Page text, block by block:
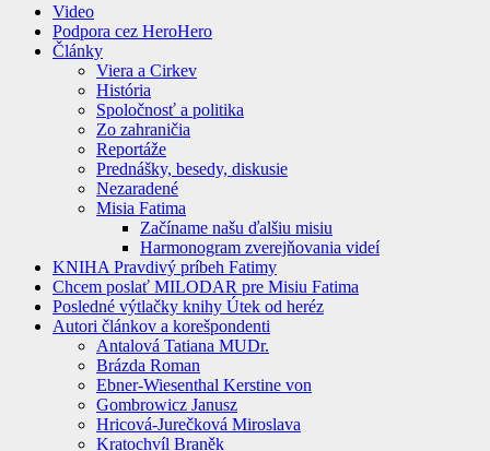
Video
Podpora cez HeroHero
Články
Viera a Cirkev
História
Spoločnosť a politika
Zo zahraničia
Reportáže
Prednášky, besedy, diskusie
Nezaradené
Misia Fatima
Začíname našu ďalšiu misiu
Harmonogram zverejňovania videí
KNIHA Pravdivý príbeh Fatimy
Chcem poslať MILODAR pre Misiu Fatima
Posledné výtlačky knihy Útek od heréz
Autori článkov a korešpondenti
Antalová Tatiana MUDr.
Brázda Roman
Ebner-Wiesenthal Kerstine von
Gombrowicz Janusz
Hricová-Jurečková Miroslava
Kratochvíl Braněk